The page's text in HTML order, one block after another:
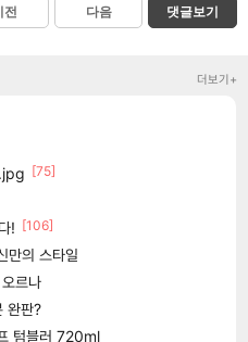
전 다음 댓글보기
더보기+
[75]
! [106]
만의 스타일
르나
완판?
텀블러 720ml